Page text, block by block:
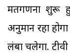
मतगणना शुरू
अनुमान रहा
लंबा चलेगा.